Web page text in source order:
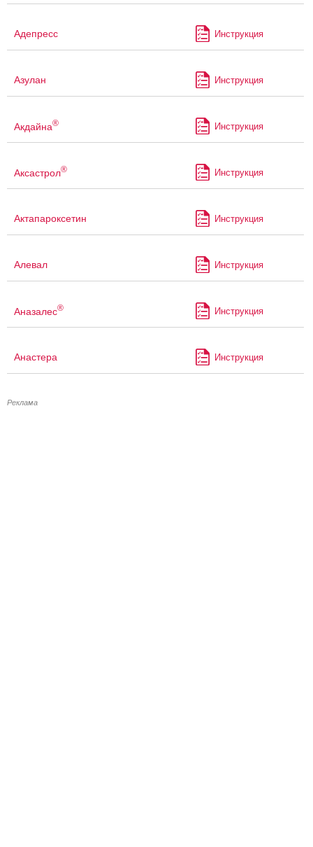
Адепресс Инструкция
Азулан Инструкция
Акдайна® Инструкция
Аксастрол® Инструкция
Актапароксетин Инструкция
Алевал Инструкция
Аназалес® Инструкция
Анастера Инструкция
Реклама